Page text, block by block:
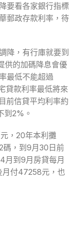
要看各家銀行指標
郵政存款利率，待
降，有行庫就要到
供的加碼降息會優
最低不能超過
貸款利率最低將來
前信貸平均利率約
到2%。
，20年本利攤
碼，到9月30日前
月到9月房貸每月
付47258元，也